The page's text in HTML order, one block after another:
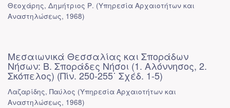
Θεοχάρης, Δημήτριος Ρ. (Υπηρεσία Αρχαιοτήτων και
Αναστηλώσεως, 1968)
Μεσαιωνικά Θεσσαλίας και Σποράδων
Νήσων: Β. Σποράδες Νήσοι (1. Αλόννησος, 2.
Σκόπελος) (Πίν. 250-255˙ Σχέδ. 1-5)
Λαζαρίδης, Παύλος (Υπηρεσία Αρχαιοτήτων και
Αναστηλώσεως, 1968)